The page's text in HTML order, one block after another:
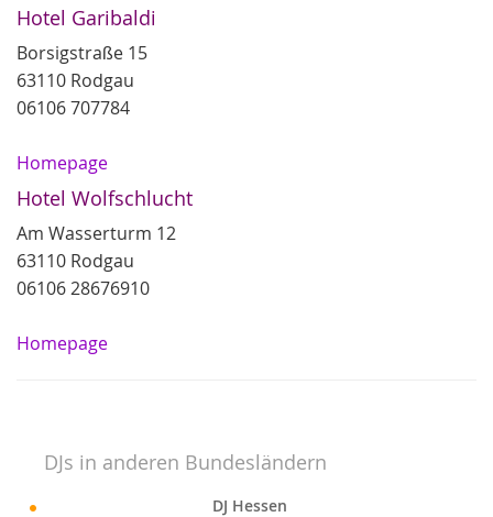
Hotel Garibaldi
Borsigstraße 15
63110 Rodgau
06106 707784
Homepage
Hotel Wolfschlucht
Am Wasserturm 12
63110 Rodgau
06106 28676910
Homepage
DJs in anderen Bundesländern
DJ Hessen